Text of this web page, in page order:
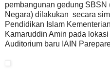
pembangunan gedung SBSN
Negara) dilakukan secara
Pendidikan Islam
Kamaruddin Amin pada
Auditorium baru IAIN